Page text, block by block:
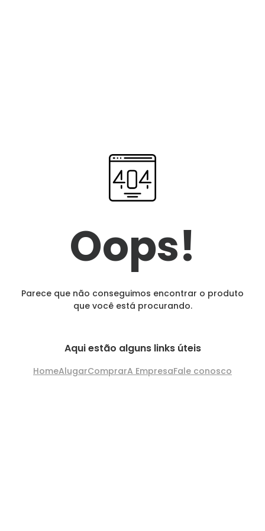
Oops!
Parece que não conseguimos encontrar o produto
que você está procurando.
Aqui estão alguns links úteis
HomeAlugarComprarA EmpresaFale conosco